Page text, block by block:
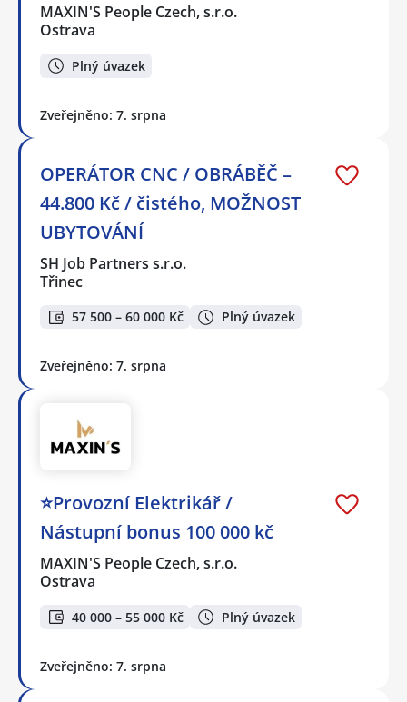
MAXIN'S People Czech, s.r.o.
Ostrava
Plný úvazek
Zveřejněno: 7. srpna
OPERÁTOR CNC / OBRÁBĚČ –
44.800 Kč / čistého, MOŽNOST
UBYTOVÁNÍ
SH Job Partners s.r.o.
Třinec
57 500 – 60 000 Kč Plný úvazek
Zveřejněno: 7. srpna
⭐Provozní Elektrikář /
Nástupní bonus 100 000 kč
MAXIN'S People Czech, s.r.o.
Ostrava
40 000 – 55 000 Kč Plný úvazek
Zveřejněno: 7. srpna